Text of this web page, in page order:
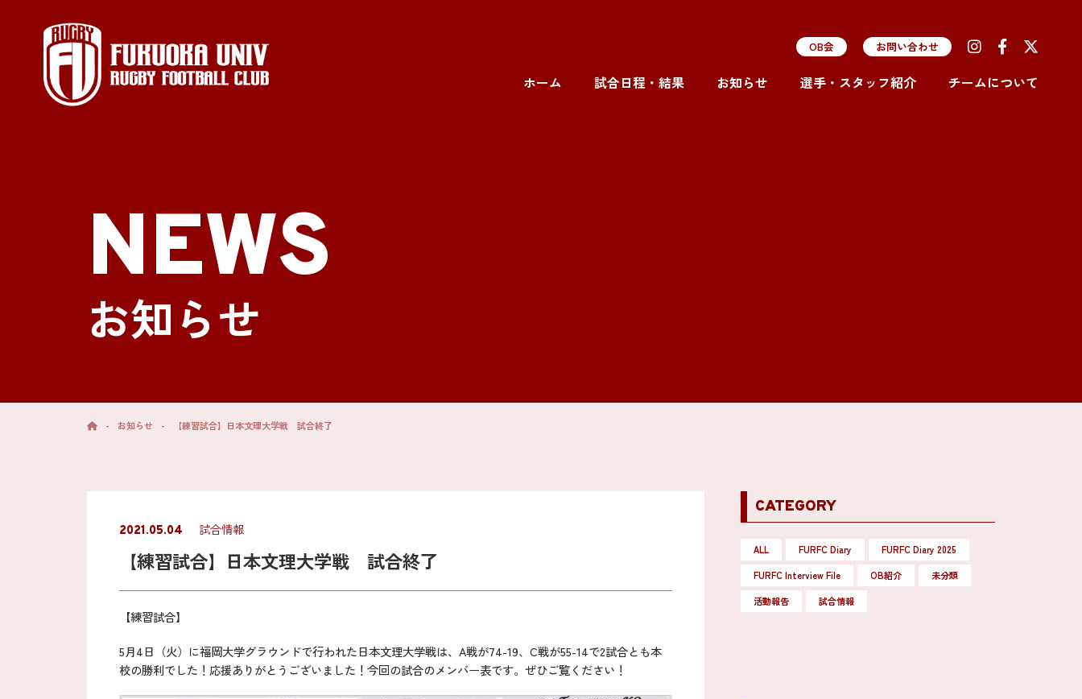
OB会 お問い合わせ
ホーム 試合日程・結果 お知らせ 選手・スタッフ紹介 チームについて
NEWS
お知らせ
- お知らせ - 【練習試合】日本文理大学戦 試合終了
2021.05.04 試合情報
【練習試合】日本文理大学戦 試合終了
【練習試合】
5月4日（火）に福岡大学グラウンドで行われた日本文理大学戦は、A戦が74-19、C戦が55-14で2試合とも本
校の勝利でした！応援ありがとうございました！今回の試合のメンバー表です。ぜひご覧ください！
CATEGORY
ALL FURFC Diary
FURFC Diary 2025
FURFC Interview File
OB紹介
未分類
活動報告
試合情報